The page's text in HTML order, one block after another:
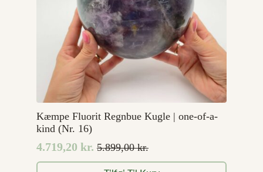
Kæmpe Fluorit Regnbue Kugle | one-of-a-
kind (Nr. 16)
5.899,00kr.
Den
oprindelige
4.719,20 kr.
Den
aktuelle